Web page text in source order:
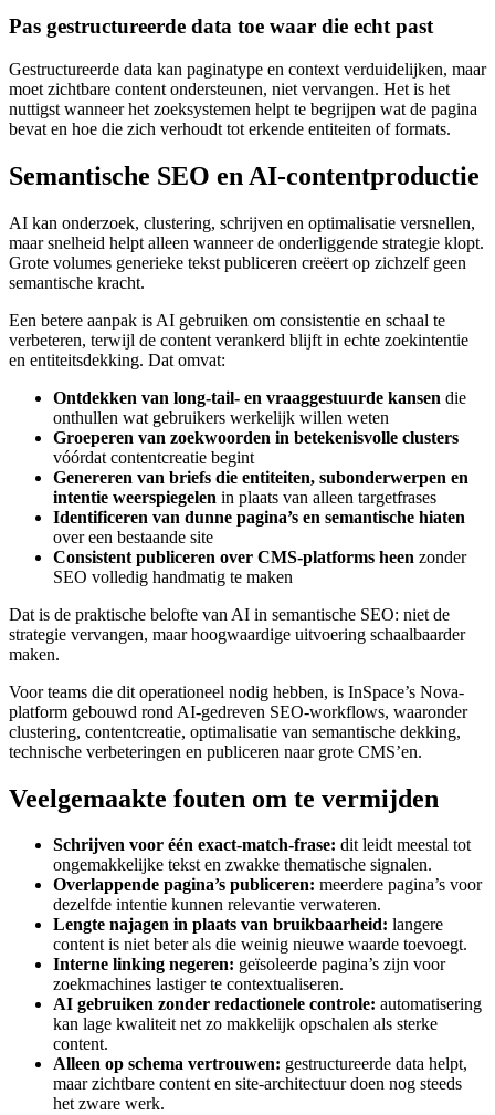
Pas gestructureerde data toe waar die echt past
Gestructureerde data kan paginatype en context verduidelijken, maar
moet zichtbare content ondersteunen, niet vervangen. Het is het
nuttigst wanneer het zoeksystemen helpt te begrijpen wat de pagina
bevat en hoe die zich verhoudt tot erkende entiteiten of formats.
Semantische SEO en AI-contentproductie
AI kan onderzoek, clustering, schrijven en optimalisatie versnellen,
maar snelheid helpt alleen wanneer de onderliggende strategie klopt.
Grote volumes generieke tekst publiceren creëert op zichzelf geen
semantische kracht.
Een betere aanpak is AI gebruiken om consistentie en schaal te
verbeteren, terwijl de content verankerd blijft in echte zoekintentie
en entiteitsdekking. Dat omvat:
Ontdekken van long-tail- en vraaggestuurde kansen die
onthullen wat gebruikers werkelijk willen weten
Groeperen van zoekwoorden in betekenisvolle clusters
vóórdat contentcreatie begint
Genereren van briefs die entiteiten, subonderwerpen en
intentie weerspiegelen in plaats van alleen targetfrases
Identificeren van dunne pagina’s en semantische hiaten
over een bestaande site
Consistent publiceren over CMS-platforms heen zonder
SEO volledig handmatig te maken
Dat is de praktische belofte van AI in semantische SEO: niet de
strategie vervangen, maar hoogwaardige uitvoering schaalbaarder
maken.
Voor teams die dit operationeel nodig hebben, is InSpace’s Nova-
platform gebouwd rond AI-gedreven SEO-workflows, waaronder
clustering, contentcreatie, optimalisatie van semantische dekking,
technische verbeteringen en publiceren naar grote CMS’en.
Veelgemaakte fouten om te vermijden
Schrijven voor één exact-match-frase: dit leidt meestal tot
ongemakkelijke tekst en zwakke thematische signalen.
Overlappende pagina’s publiceren: meerdere pagina’s voor
dezelfde intentie kunnen relevantie verwateren.
Lengte najagen in plaats van bruikbaarheid: langere
content is niet beter als die weinig nieuwe waarde toevoegt.
Interne linking negeren: geïsoleerde pagina’s zijn voor
zoekmachines lastiger te contextualiseren.
AI gebruiken zonder redactionele controle: automatisering
kan lage kwaliteit net zo makkelijk opschalen als sterke
content.
Alleen op schema vertrouwen: gestructureerde data helpt,
maar zichtbare content en site-architectuur doen nog steeds
het zware werk.